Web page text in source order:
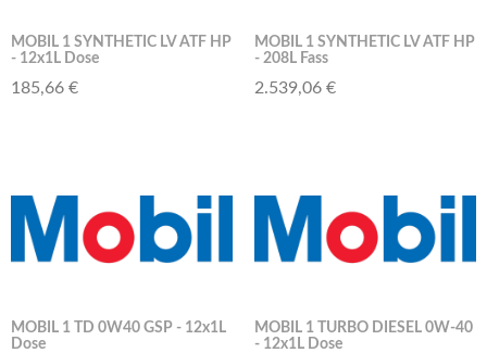
MOBIL 1 SYNTHETIC LV ATF HP
- 12x1L Dose
185,66 €
MOBIL 1 SYNTHETIC LV ATF HP
- 208L Fass
2.539,06 €
MOBIL 1 TD 0W40 GSP - 12x1L
Dose
MOBIL 1 TURBO DIESEL 0W-40
- 12x1L Dose